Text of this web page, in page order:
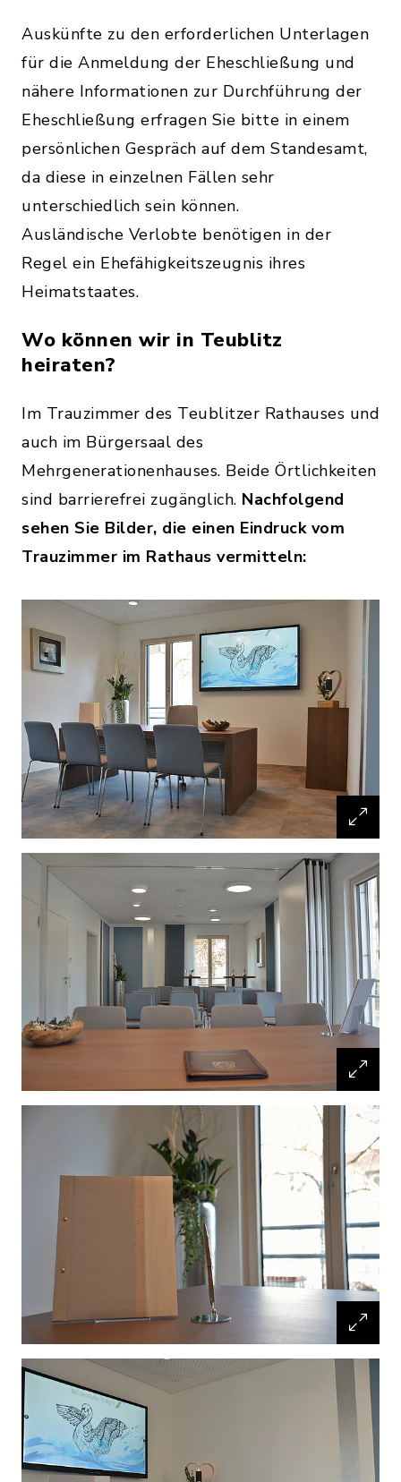
Auskünfte zu den erforderlichen Unterlagen
für die Anmeldung der Eheschließung und
nähere Informationen zur Durchführung der
Eheschließung erfragen Sie bitte in einem
persönlichen Gespräch auf dem Standesamt,
da diese in einzelnen Fällen sehr
unterschiedlich sein können.
Ausländische Verlobte benötigen in der
Regel ein Ehefähigkeitszeugnis ihres
Heimatstaates.
Wo können wir in Teublitz
heiraten?
Im Trauzimmer des Teublitzer Rathauses und
auch im Bürgersaal des
Mehrgenerationenhauses. Beide Örtlichkeiten
sind barrierefrei zugänglich. Nachfolgend
sehen Sie Bilder, die einen Eindruck vom
Trauzimmer im Rathaus vermitteln: